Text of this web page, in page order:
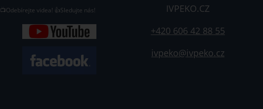
📺Odebírejte videa! 👍Sledujte nás!
IVPEKO.CZ
+420 606 42 88 55
ivpeko@ivpeko.cz